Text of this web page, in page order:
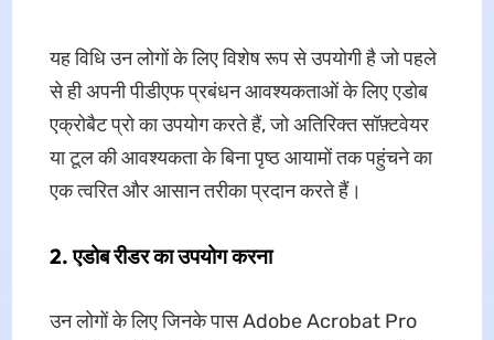
यह विधि उन लोगों के लिए विशेष रूप से उपयोगी है जो पहले
से ही अपनी पीडीएफ प्रबंधन आवश्यकताओं के लिए एडोब
एक्रोबैट प्रो का उपयोग करते हैं, जो अतिरिक्त सॉफ़्टवेयर
या टूल की आवश्यकता के बिना पृष्ठ आयामों तक पहुंचने का
एक त्वरित और आसान तरीका प्रदान करते हैं।
2. एडोब रीडर का उपयोग करना
उन लोगों के लिए जिनके पास Adobe Acrobat Pro